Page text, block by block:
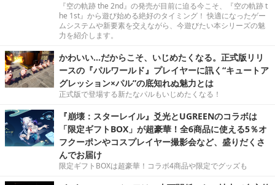
『空の軌跡 the 2nd』の発売が目前に迫る今こそ、『空の軌跡 t
he 1st』から遊び始める絶好のタイミング！ 快適になったゲー
ムシステムや新要素を交えながら、今遊びたい本シリーズの魅
力を紹介します。
かわいい…だからこそ、いじめたくなる。正式版リリ
ースの『パルワールド』プレイヤーに訊く“キュートア
グレッション×パル”の底知れぬ魅力とは
正式版で登場する新たなパルもいじめたくなる！
『崩壊：スターレイル』爻光とUGREENのコラボは
「限定ギフトBOX」が超豪華！全6商品に使える5％オ
フクーポンやコスプレイヤー撮影会など、盛りだくさ
んでお届け
限定ギフトBOXは超豪華！コラボ4商品や限定でグッズも